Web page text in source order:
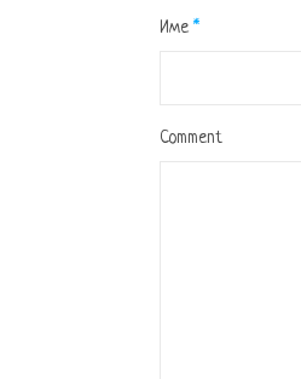
Име *
Comment